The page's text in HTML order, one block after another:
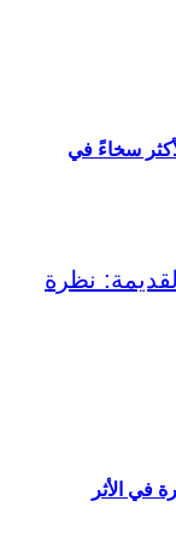
في الأثر
الأكثر سخاءً في